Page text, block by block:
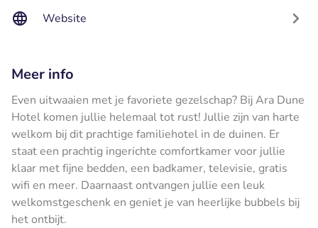
Website
Meer info
Even uitwaaien met je favoriete gezelschap? Bij Ara Dune
Hotel komen jullie helemaal tot rust! Jullie zijn van harte
welkom bij dit prachtige familiehotel in de duinen. Er
staat een prachtig ingerichte comfortkamer voor jullie
klaar met fijne bedden, een badkamer, televisie, gratis
wifi en meer. Daarnaast ontvangen jullie een leuk
welkomstgeschenk en geniet je van heerlijke bubbels bij
het ontbijt.